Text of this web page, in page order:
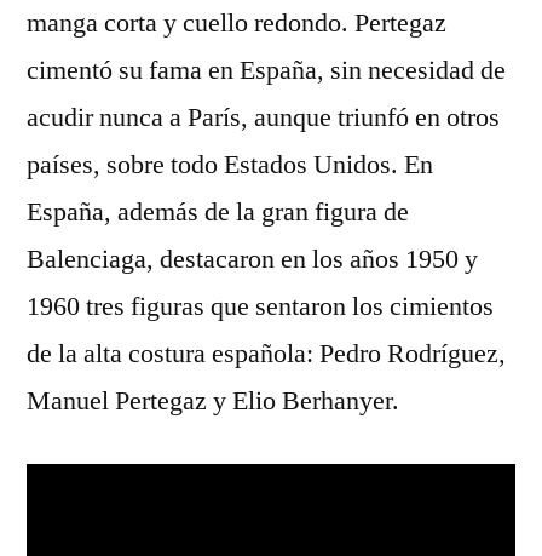
manga corta y cuello redondo. Pertegaz
cimentó su fama en España, sin necesidad de
acudir nunca a París, aunque triunfó en otros
países, sobre todo Estados Unidos. En
España, además de la gran figura de
Balenciaga, destacaron en los años 1950 y
1960 tres figuras que sentaron los cimientos
de la alta costura española: Pedro Rodríguez,
Manuel Pertegaz y Elio Berhanyer.